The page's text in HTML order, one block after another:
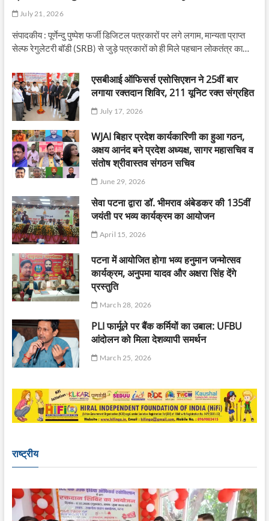
July 21, 2026
संपादकीय : पूर्णेन्दु पुष्पेश फर्जी डिजिटल पत्रकारों पर लगे लगाम, मान्यता प्राप्त
सेल्फ रेगुलेटरी बॉडी (SRB) से जुड़े पत्रकारों को ही मिले पहचान लोकतंत्र का…
एसबीआई ऑफिसर्स एसोसिएशन ने 25वीं बार
लगाया रक्तदान शिविर, 211 यूनिट रक्त संग्रहित
July 17, 2026
WJAI बिहार प्रदेश कार्यकारिणी का हुआ गठन,
अक्षय आनंद बने प्रदेश अध्यक्ष, सागर महासचिव व
संतोष श्रीवास्तव संगठन सचिव
June 29, 2026
सेवा पटना द्वारा डॉ. भीमराव अंबेडकर की 135वीं
जयंती पर भव्य कार्यक्रम का आयोजन
April 15, 2026
पटना में आयोजित होगा भव्य हनुमान जन्मोत्सव
कार्यक्रम, अनुपमा यादव और अक्षरा सिंह देंगे
प्रस्तुति
March 28, 2026
PLI फार्मूले पर बैंक कर्मियों का उबाल: UFBU
आंदोलन को मिला देशव्यापी समर्थन
March 25, 2026
राष्ट्रीय